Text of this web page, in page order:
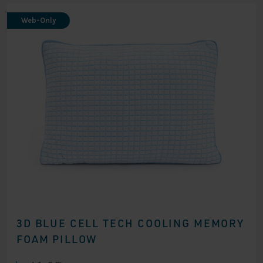
3D BLUE CELL TECH COOLING MEMORY
FOAM PILLOW
Web-Only